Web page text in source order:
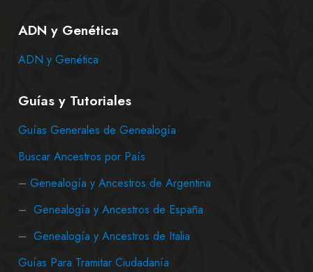
ADN y Genética
ADN y Genética
Guías y Tutoriales
Guías Generales de Genealogía
Buscar Ancestros por País
– Genealogía y Ancestros de Argentina
– Genealogía y Ancestros de España
– Genealogía y Ancestros de Italia
Guías Para Tramitar Ciudadanía